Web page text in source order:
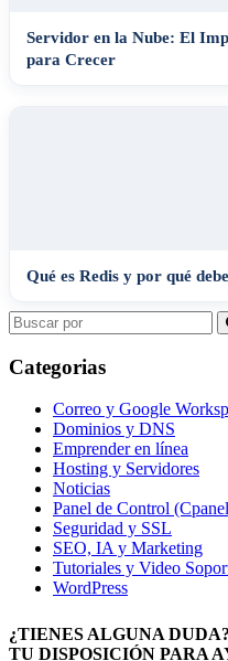
Servidor en la Nube: El
para Crecer
Qué es Redis y por qué
Search
for:
Categorias
Correo y Google
Dominios y DNS
Emprender en línea
Hosting y Servidores
Noticias
Panel de Control
Seguridad y SSL
SEO, IA y Marketing
Tutoriales y Video
WordPress
¿TIENES ALGUNA
TU DISPOSICIÓN PARA